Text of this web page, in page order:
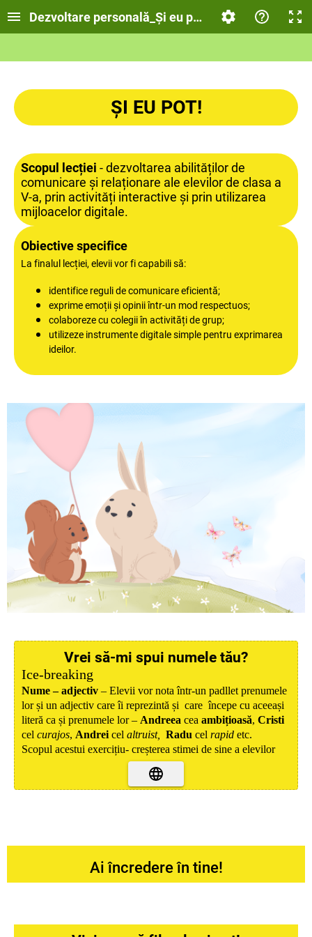
Dezvoltare personală_Și eu pot!
ȘI EU POT!
Scopul lecției - dezvoltarea abilităților de
comunicare și relaționare ale elevilor de clasa a
V-a, prin activități interactive și prin utilizarea
mijloacelor digitale.
Obiective specifice
La finalul lecției, elevii vor fi capabili să:
identifice reguli de comunicare eficientă;
exprime emoții și opinii într-un mod respectuos;
colaboreze cu colegii în activități de grup;
utilizeze instrumente digitale simple pentru exprimarea
ideilor.
Vrei să-mi spui numele tău?
Ice-breaking
Nume – adjectiv – Elevii vor nota într-un padllet prenumele
lor și un adjectiv care îi reprezintă și care începe cu aceeași
literă ca și prenumele lor – Andreea cea ambițioasă, Cristi
cel curajos, Andrei cel altruist, Radu cel rapid etc.
Scopul acestui exercițiu- creșterea stimei de sine a elevilor
Ai încredere în tine!